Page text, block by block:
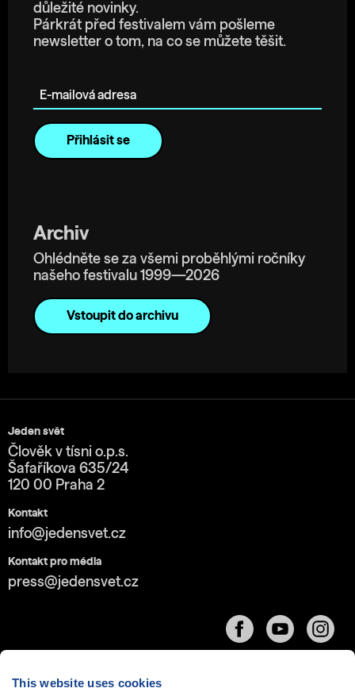
This website uses cookies
důležité novinky.
Párkrát před festivalem vám pošleme
newsletter o tom, na co se můžete těšit.
Archiv
Ohlédněte se za všemi proběhlými ročníky
našeho festivalu 1999—2026
Vstoupit do archivu
Jeden svět
Člověk v tísni o.p.s.
Šafaříkova 635/24
120 00 Praha 2
Kontakt
info@jedensvet.cz
Kontakt pro média
press@jedensvet.cz